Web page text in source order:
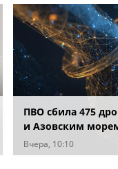
ПВО сбила 475
и Азовским
Вчера, 10:10